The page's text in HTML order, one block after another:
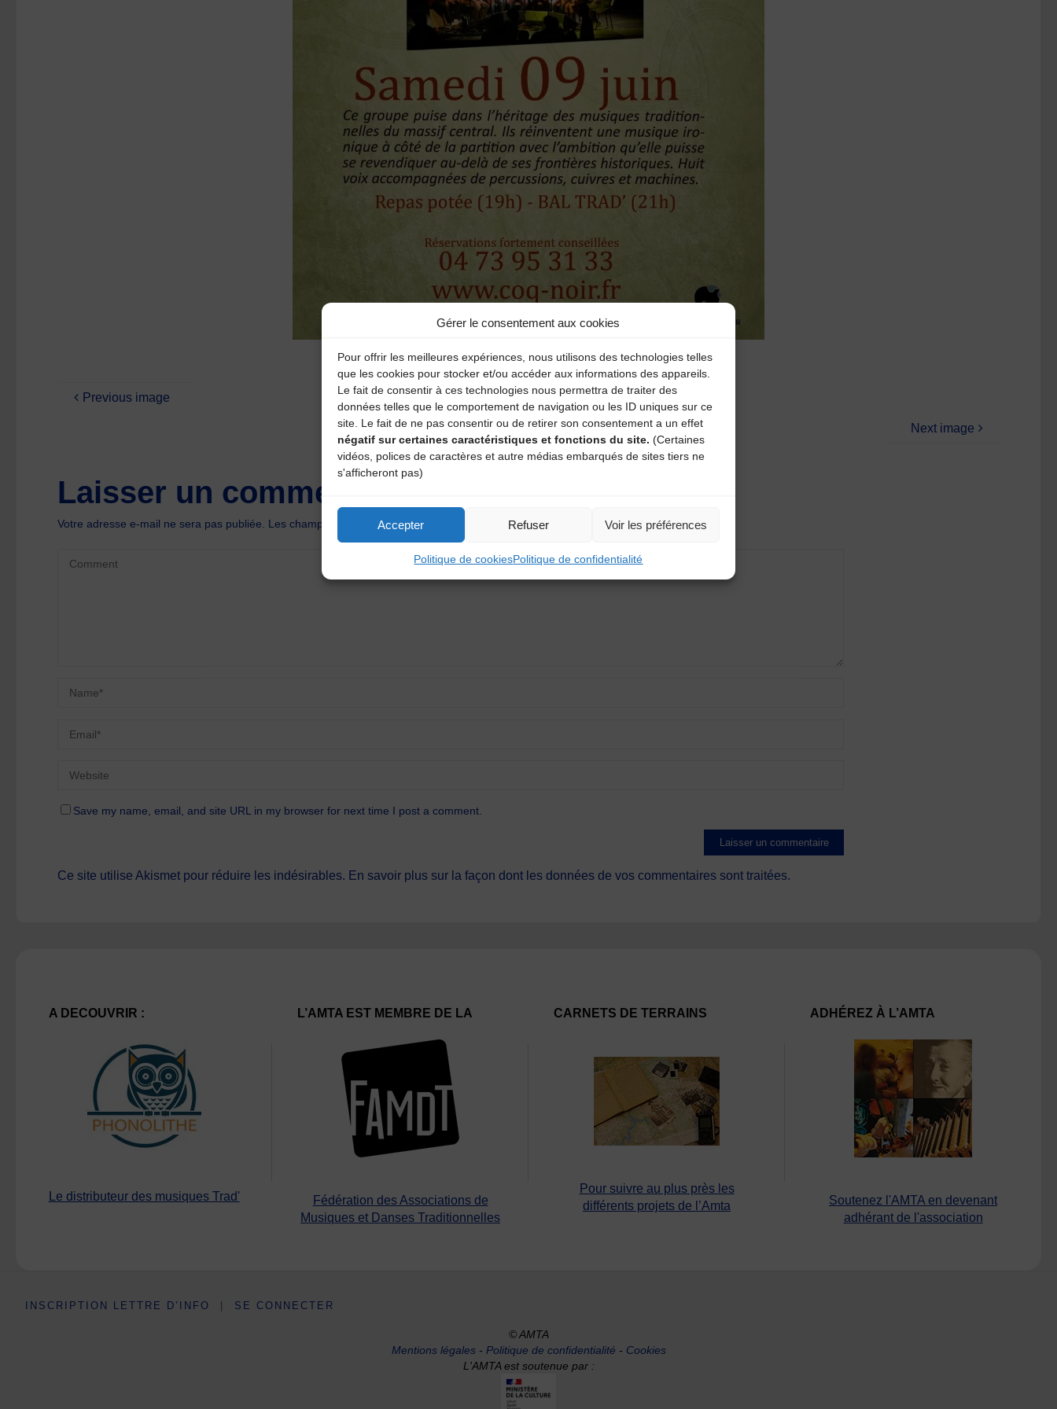
Gérer le consentement aux cookies
Pour offrir les meilleures expériences, nous utilisons des technologies telles
que les cookies pour stocker et/ou accéder aux informations des appareils.
Le fait de consentir à ces technologies nous permettra de traiter des
données telles que le comportement de navigation ou les ID uniques sur ce
site. Le fait de ne pas consentir ou de retirer son consentement a un effet
négatif sur certaines caractéristiques et fonctions du site. (Certaines
vidéos, polices de caractères et autre médias embarqués de sites tiers ne
s'afficheront pas)
Accepter Refuser Voir les préférences
Politique de cookiesPolitique de confidentialité
Previous image
Next image
Laisser un commentaire
Votre adresse e-mail ne sera pas publiée. Les champs obligatoires sont indiqués avec
Save my name, email, and site URL in my browser for next time I post a comment.
Ce site utilise Akismet pour réduire les indésirables. En savoir plus sur la façon dont les données de vos commentaires sont traitées.
A DECOUVRIR :
Le distributeur des musiques Trad'
L’AMTA EST MEMBRE DE LA
Fédération des Associations de
Musiques et Danses Traditionnelles
CARNETS DE TERRAINS
Pour suivre au plus près les
différents projets de l’Amta
ADHÉREZ À L’AMTA
Soutenez l'AMTA en devenant
adhérant de l'association
INSCRIPTION LETTRE D’INFO | SE CONNECTER
© AMTA
Mentions légales- Politique de confidentialité - Cookies
L'AMTA est soutenue par :